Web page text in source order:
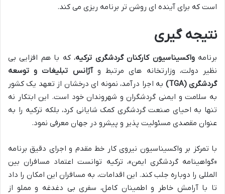
است که برای آینده ای روشن تر برنامه ریزی می کند.
نتیجه گیری
برنامهواکسیناسیون کارکنان گردشگری ترکیه، که با هم افزایی بی
نظیر دولت، وزارتخانه های مرتبط وآژانس تبلیغات و توسعه
گردشگری (TGA)
به اجرا درآمد، نمونه ای درخشان از تعهد یک کشور
به سلامت و ایمنی گردشگران و شهروندان خود است. این ابتکار نه
تنها به احیای صنعت گردشگری کمک شایانی کرد، بلکه ترکیه را به
عنوان مقصدی مسئولیت پذیر و پیشرو در جهان معرفی نمود.
با تمرکز بر واکسیناسیون نیروی کار خط مقدم و اجرای دقیق برنامه
«گواهینامه گردشگری ایمن»، ترکیه توانست اعتماد مسافران بین
المللی را دوباره جلب کند. این اقدامات، به مسافران این امکان را داد
تا با آرامش خاطر و اطمینان کامل، سفری بی دغدغه و مملو از